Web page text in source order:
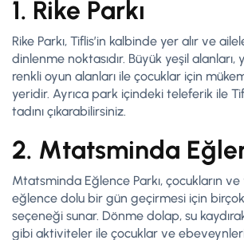
1. Rike Parkı
Rike Parkı, Tiflis’in kalbinde yer alır ve
dinlenme noktasıdır. Büyük yeşil alanları,
renkli oyun alanları ile çocuklar için
yeridir. Ayrıca park içindeki teleferik ile
tadını çıkarabilirsiniz.
2. Mtatsminda
Mtatsminda Eğlence Parkı, çocukların
eğlence dolu bir gün geçirmesi için
seçeneği sunar. Dönme dolap, su
gibi aktiviteler ile çocuklar ve